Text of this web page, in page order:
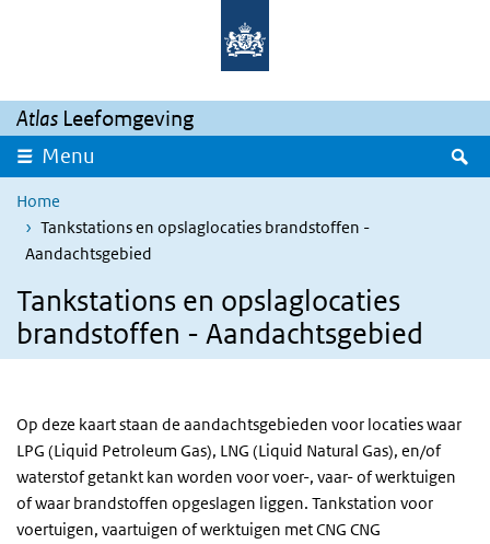
Overslaan en naar de inhoud gaan
Atlas Leefomgeving
Menu
Home
Tankstations en opslaglocaties brandstoffen -
Aandachtsgebied
Tankstations en opslaglocaties
brandstoffen - Aandachtsgebied
Op deze kaart staan de aandachtsgebieden voor locaties waar
LPG (Liquid Petroleum Gas), LNG (Liquid Natural Gas), en/of
waterstof getankt kan worden voor voer-, vaar- of werktuigen
of waar brandstoffen opgeslagen liggen. Tankstation voor
voertuigen, vaartuigen of werktuigen met CNG CNG